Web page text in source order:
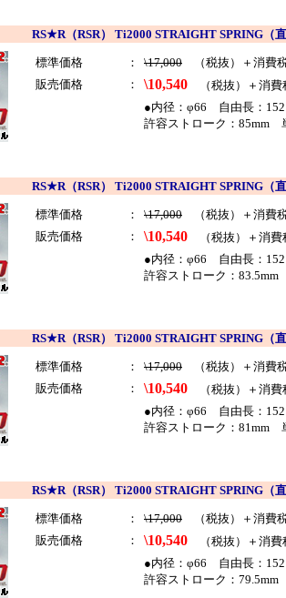
RS★R（RSR） Ti2000 STRAIGHT SPRING
標準価格 ： \17,000 （税抜）＋消費
販売価格
： \10,540 （税抜）＋消費
●内径：φ66 自由長：
許容ストローク：85mm
RS★R（RSR） Ti2000 STRAIGHT SPRING
標準価格 ： \17,000 （税抜）＋消費
販売価格
： \10,540 （税抜）＋消費
●内径：φ66 自由長：
許容ストローク：
RS★R（RSR） Ti2000 STRAIGHT SPRING
標準価格 ： \17,000 （税抜）＋消費
販売価格
： \10,540 （税抜）＋消費
●内径：φ66 自由長：
許容ストローク：81mm
RS★R（RSR） Ti2000 STRAIGHT SPRING
標準価格 ： \17,000 （税抜）＋消費
販売価格
： \10,540 （税抜）＋消費
●内径：φ66 自由長：
許容ストローク：